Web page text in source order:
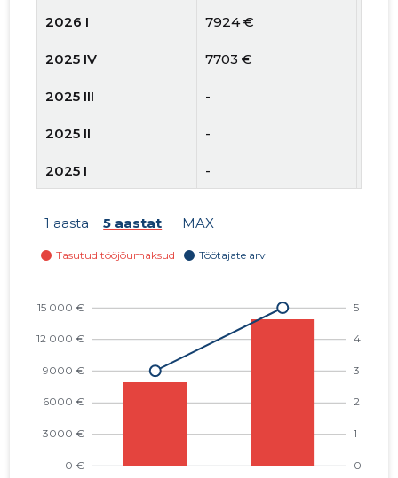
2026 I 7924 €
2025 IV 7703 €
2025 III -
2025 II -
2025 I -
1 aasta 5 aastat MAX